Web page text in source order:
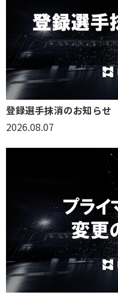
登録選手抹消のお知らせ
2026.08.07